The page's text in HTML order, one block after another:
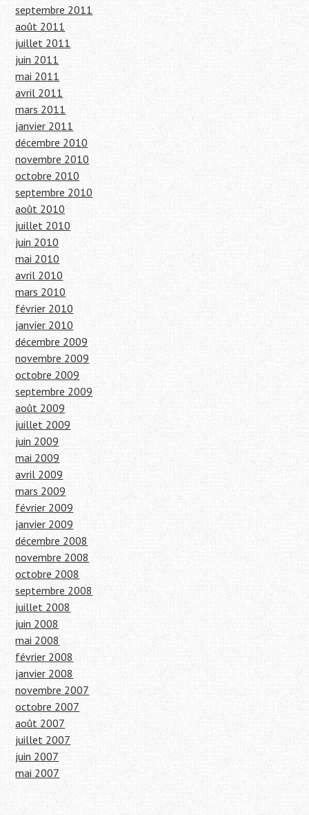
septembre 2011
août 2011
juillet 2011
juin 2011
mai 2011
avril 2011
mars 2011
janvier 2011
décembre 2010
novembre 2010
octobre 2010
septembre 2010
août 2010
juillet 2010
juin 2010
mai 2010
avril 2010
mars 2010
février 2010
janvier 2010
décembre 2009
novembre 2009
octobre 2009
septembre 2009
août 2009
juillet 2009
juin 2009
mai 2009
avril 2009
mars 2009
février 2009
janvier 2009
décembre 2008
novembre 2008
octobre 2008
septembre 2008
juillet 2008
juin 2008
mai 2008
février 2008
janvier 2008
novembre 2007
octobre 2007
août 2007
juillet 2007
juin 2007
mai 2007